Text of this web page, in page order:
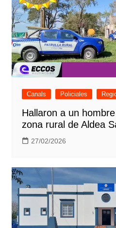
Canals Policiales
Hallaron a un
zona rural de Aldea
27/02/2026